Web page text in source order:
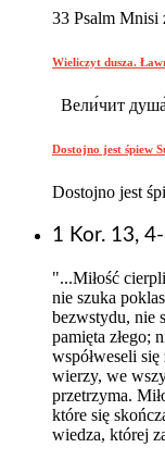
33 Psalm Mnisi
Wieliczyt dusza.
Вели́чит
Dostojno jest śpiew
Dostojno jest
1 Kor. 13,
"...Miłość
nie szuka
bezwstydu, nie
pamięta złego;
współweseli
wierzy, we
przetrzyma.
które się
wiedza, której